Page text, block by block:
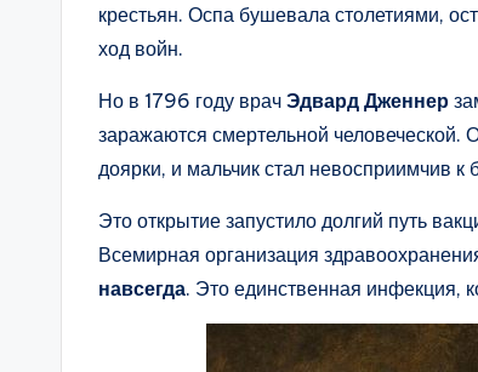
крестьян. Оспа бушевала столетиями,
ход войн.
Но в 1796 году врач Эдвард Дженнер
заражаются смертельной человеческой.
доярки, и мальчик стал невосприимчив к
Это открытие запустило долгий путь
Всемирная организация
навсегда. Это единственная инфекция,